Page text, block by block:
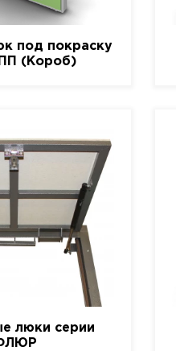
под покраску
(Короб)
люки серии